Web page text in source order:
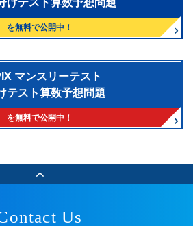
けテスト算数予想問題
を無料で公開中！
マンスリーテスト
テスト算数予想問題
を無料で公開中！
Us